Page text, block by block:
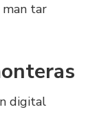
tar
digital